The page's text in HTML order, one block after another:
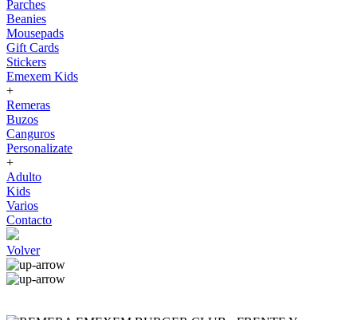
Parches
Beanies
Mousepads
Gift Cards
Stickers
Emexem Kids
+
Remeras
Buzos
Canguros
Personalizate
+
Adulto
Kids
Varios
Contacto
Volver